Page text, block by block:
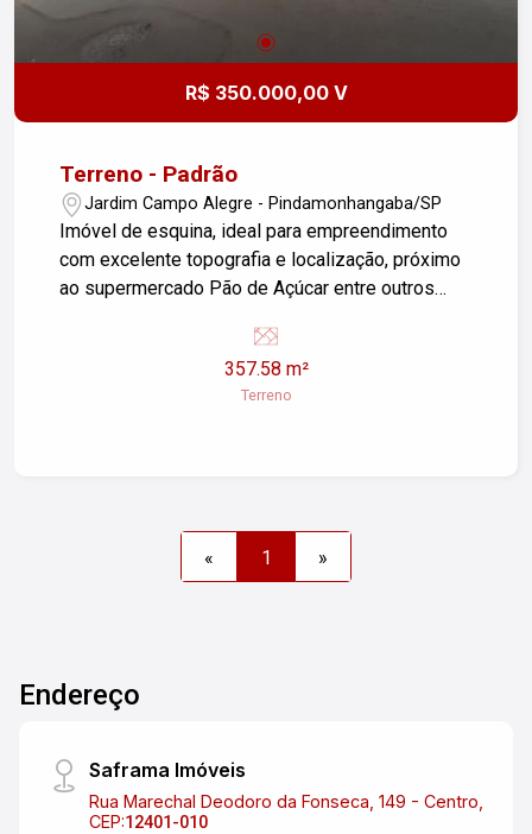
R$ 350.000,00 V
Terreno - Padrão
Jardim Campo Alegre - Pindamonhangaba/SP
Imóvel de esquina, ideal para empreendimento
com excelente topografia e localização, próximo
ao supermercado Pão de Açúcar entre outros
Saiba mais! Agende uma visita.
357.58 m²
Terreno
« 1 »
Endereço
Saframa Imóveis
Rua Marechal Deodoro da Fonseca, 149 - Centro,
CEP:12401-010